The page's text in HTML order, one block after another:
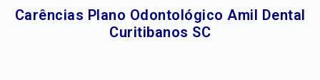
Carências Plano Odontológico Amil Dental
Curitibanos SC​